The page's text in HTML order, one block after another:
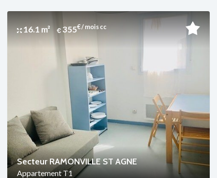
16.1 m² 355€ / mois cc
Secteur RAMONVILLE ST AGNE
Appartement T1